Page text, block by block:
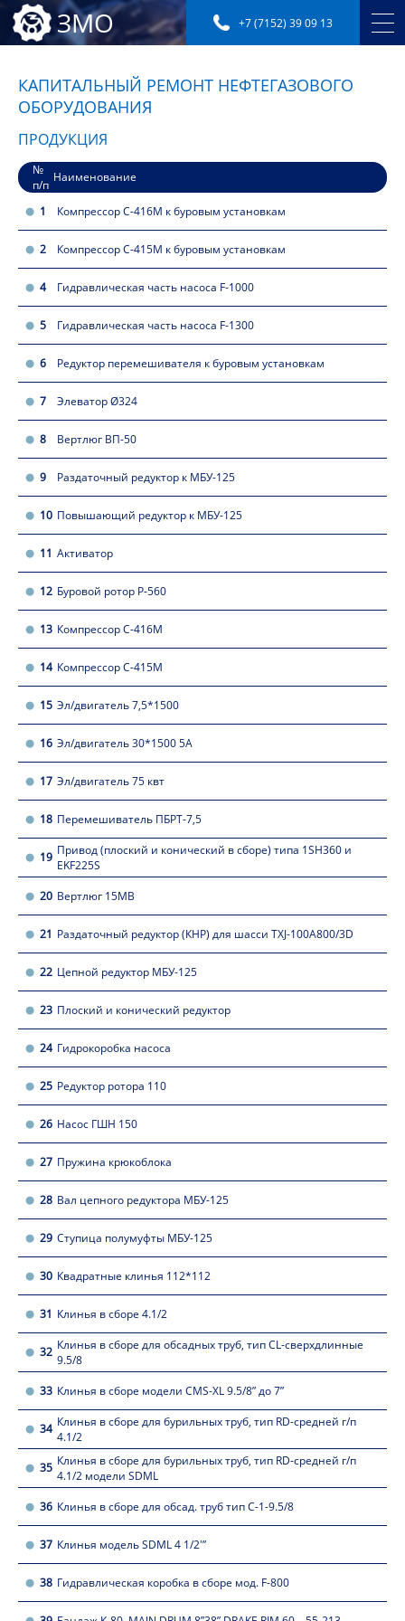
ЗМО +7 (7152) 39 09 13
КАПИТАЛЬНЫЙ РЕМОНТ НЕФТЕГАЗОВОГО
ОБОРУДОВАНИЯ
ПРОДУКЦИЯ
№
п/п
Наименование
1 Компрессор С-416М к буровым установкам
2 Компрессор С-415М к буровым установкам
4 Гидравлическая часть насоса F-1000
5 Гидравлическая часть насоса F-1300
6 Редуктор перемешивателя к буровым установкам
7 Элеватор Ø324
8 Вертлюг ВП-50
9 Раздаточный редуктор к МБУ-125
10 Повышающий редуктор к МБУ-125
11 Активатор
12 Буровой ротор Р-560
13 Компрессор С-416М
14 Компрессор С-415М
15 Эл/двигатель 7,5*1500
16 Эл/двигатель 30*1500 5А
17 Эл/двигатель 75 квт
18 Перемешиватель ПБРТ-7,5
19 Привод (плоский и конический в сборе) типа 1SH360 и
EKF225S
20 Вертлюг 15МВ
21 Раздаточный редуктор (КНР) для шасси TXJ-100A800/3D
22 Цепной редуктор МБУ-125
23 Плоский и конический редуктор
24 Гидрокоробка насоса
25 Редуктор ротора 110
26 Насос ГШН 150
27 Пружина крюкоблока
28 Вал цепного редуктора МБУ-125
29 Ступица полумуфты МБУ-125
30 Квадратные клинья 112*112
31 Клинья в сборе 4.1/2
32 Клинья в сборе для обсадных труб, тип CL-сверхдлинные
9.5/8
33 Клинья в сборе модели CMS-XL 9.5/8” до 7”
34 Клинья в сборе для бурильных труб, тип RD-средней г/п
4.1/2
35 Клинья в сборе для бурильных труб, тип RD-средней г/п
4.1/2 модели SDML
36 Клинья в сборе для обсад. труб тип С-1-9.5/8
37 Клинья модель SDML 4 1/2'”
38 Гидравлическая коробка в сборе мод. F-800